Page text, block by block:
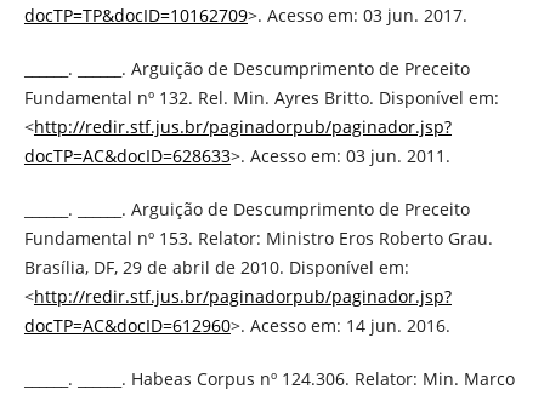
docTP=TP&docID=10162709>. Acesso em: 03 jun. 2017.
______. ______. Arguição de Descumprimento de Preceito
Fundamental nº 132. Rel. Min. Ayres Britto. Disponível em:
<http://redir.stf.jus.br/paginadorpub/paginador.jsp?
docTP=AC&docID=628633>. Acesso em: 03 jun. 2011.
______. ______. Arguição de Descumprimento de Preceito
Fundamental nº 153. Relator: Ministro Eros Roberto Grau.
Brasília, DF, 29 de abril de 2010. Disponível em:
<http://redir.stf.jus.br/paginadorpub/paginador.jsp?
docTP=AC&docID=612960>. Acesso em: 14 jun. 2016.
______. ______. Habeas Corpus nº 124.306. Relator: Min. Marco